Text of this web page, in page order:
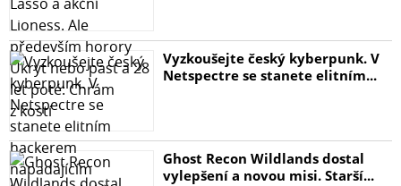
Vyzkoušejte český kyberpunk. V
Netspectre se stanete elitním...
Ghost Recon Wildlands dostal
vylepšení a novou misi. Starší...